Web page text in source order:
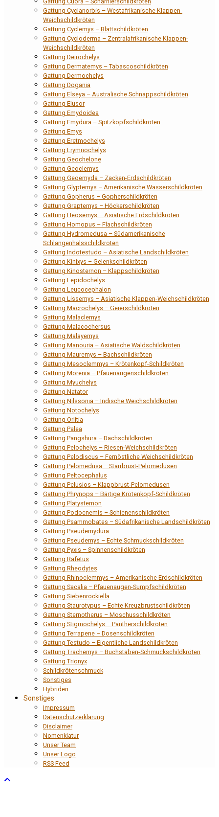
Gattung Cyclanorbis – Westafrikanische Klappen-
Weichschildkröten
Gattung Cyclemys – Blattschildkröten
Gattung Cycloderma – Zentralafrikanische Klappen-
Weichschildkröten
Gattung Deirochelys
Gattung Dermatemys – Tabascoschildkröten
Gattung Dermochelys
Gattung Dogania
Gattung Elseya – Australische Schnappschildkröten
Gattung Elusor
Gattung Emydoidea
Gattung Emydura – Spitzkopfschildkröten
Gattung Emys
Gattung Eretmochelys
Gattung Erymnochelys
Gattung Geochelone
Gattung Geoclemys
Gattung Geoemyda – Zacken-Erdschildkröten
Gattung Glyptemys – Amerikanische Wasserschildkröten
Gattung Gopherus – Gopherschildkröten
Gattung Graptemys – Höckerschildkröten
Gattung Heosemys – Asiatische Erdschildkröten
Gattung Homopus – Flachschildkröten
Gattung Hydromedusa – Südamerikanische
Schlangenhalsschildkröten
Gattung Indotestudo – Asiatische Landschildkröten
Gattung Kinixys – Gelenkschildkröten
Gattung Kinosternon – Klappschildkröten
Gattung Lepidochelys
Gattung Leucocephalon
Gattung Lissemys – Asiatische Klappen-Weichschildkröten
Gattung Macrochelys – Geierschildkröten
Gattung Malaclemys
Gattung Malacochersus
Gattung Malayemys
Gattung Manouria – Asiatische Waldschildkröten
Gattung Mauremys – Bachschildkröten
Gattung Mesoclemmys – Krötenkopf-Schildkröten
Gattung Morenia – Pfauenaugenschildkröten
Gattung Myuchelys
Gattung Natator
Gattung Nilssonia – Indische Weichschildkröten
Gattung Notochelys
Gattung Orlitia
Gattung Palea
Gattung Pangshura – Dachschildkröten
Gattung Pelochelys – Riesen-Weichschildkröten
Gattung Pelodiscus – Fernöstliche Weichschildkröten
Gattung Pelomedusa – Starrbrust-Pelomedusen
Gattung Peltocephalus
Gattung Pelusios – Klappbrust-Pelomedusen
Gattung Phrynops – Bärtige Krötenkopf-Schildkröten
Gattung Platysternon
Gattung Podocnemis – Schienenschildkröten
Gattung Psammobates – Südafrikanische Landschildkröten
Gattung Pseudemydura
Gattung Pseudemys – Echte Schmuckschildkröten
Gattung Pyxis – Spinnenschildkröten
Gattung Rafetus
Gattung Rheodytes
Gattung Rhinoclemmys – Amerikanische Erdschildkröten
Gattung Sacalia – Pfauenaugen-Sumpfschildkröten
Gattung Siebenrockiella
Gattung Staurotypus – Echte Kreuzbrustschildkröten
Gattung Sternotherus – Moschusschildkröten
Gattung Stigmochelys – Pantherschildkröten
Gattung Terrapene – Dosenschildkröten
Gattung Testudo – Eigentliche Landschildkröten
Gattung Trachemys – Buchstaben-Schmuckschildkröten
Gattung Trionyx
Schildkrötenschmuck
Sonstiges
Hybriden
Sonstiges
Impressum
Datenschutzerklärung
Disclaimer
Nomenklatur
Unser Team
Unser Logo
RSS Feed